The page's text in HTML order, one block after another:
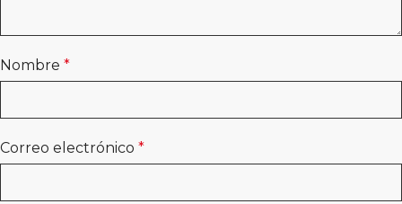
Nombre *
Correo electrónico *